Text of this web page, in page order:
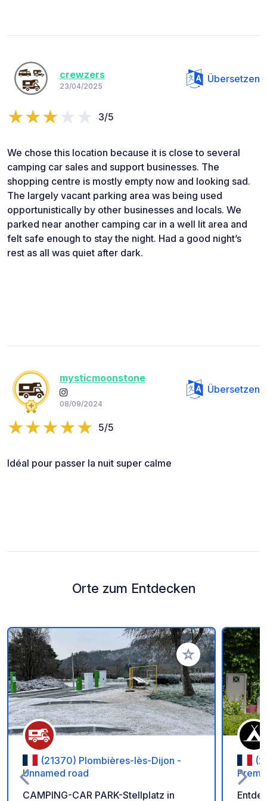
crewzers
23/04/2025
Übersetzen
3/5
We chose this location because it is close to several
camping car sales and support businesses. The
shopping centre is mostly empty now and looking sad.
The largely vacant parking area was being used
opportunistically by other businesses and locals. We
parked near another camping car in a well lit area and
felt safe enough to stay the night. Had a good night’s
rest as all was quiet after dark.
mysticmoonstone
08/09/2024
Übersetzen
5/5
Idéal pour passer la nuit super calme
Orte zum Entdecken
Zu Ihren Favoriten
(21370) Plombières-lès-Dijon -
Unnamed road
CAMPING-CAR PARK-Stellplatz in